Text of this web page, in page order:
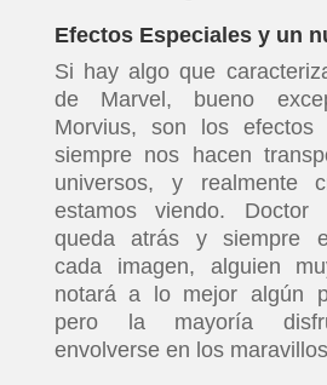
Efectos Especiales y un
Si hay algo que
de Marvel, bueno
Morvius, son los efectos
siempre nos hacen
universos, y realmente
estamos viendo.
queda atrás y siempre
cada imagen, alguien
notará a lo mejor algún
pero la mayoría
envolverse en los